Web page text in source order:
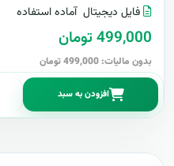
فایل دیجیتال آماده استفاده
499,000 تومان
بدون مالیات: 499,000 تومان
افزودن به سبد